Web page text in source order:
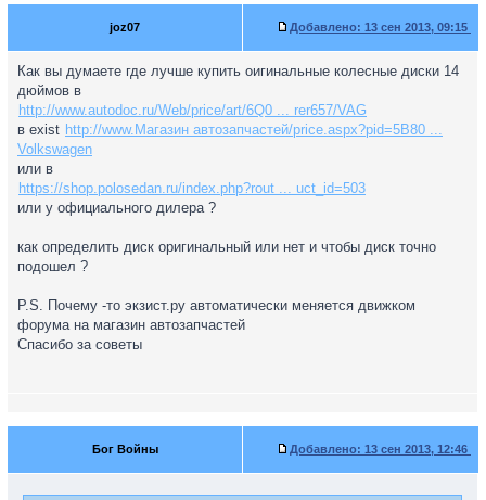
joz07 Добавлено: 13 сен 2013, 09:15
Как вы думаете где лучше купить оигинальные колесные диски 14
дюймов в
http://www.autodoc.ru/Web/price/art/6Q0 ... rer657/VAG
в exist http://www.Магазин автозапчастей/price.aspx?pid=5B80 ...
Volkswagen
или в
https://shop.polosedan.ru/index.php?rout ... uct_id=503
или у официального дилера ?
как определить диск оригинальный или нет и чтобы диск точно
подошел ?
P.S. Почему -то экзист.ру автоматически меняется движком
форума на магазин автозапчастей
Спасибо за советы
Бог Войны Добавлено: 13 сен 2013, 12:46